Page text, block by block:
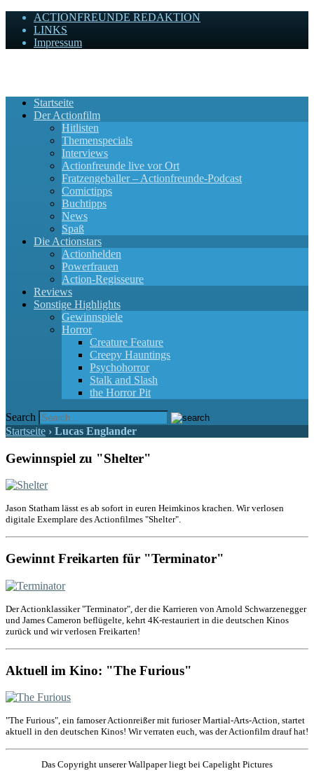
ACTIONFREUNDE REDAKTION
LINKS
Impressum
Startseite
Der Actionfilm
Hitlisten
Themenspecials
Interviews
Actionfreunde live vor Ort
Fratzengeballer – Actionfreunde-Podcast
Comictipps
Buchtipps
News
Spaß
Die Actionstars
Actionhelden
Powerfrauen
Action-Regisseure
Reviews
Sonstige Highlights
Gewinnspiele
Horror
Creature Feature
Creepy Hauntings
Psychohorror
Stalk and Slash
the Horror Pit
Search
Startseite › Lucas Englander
Gewinnspiel zu "Shelter"
Jason Statham lässt es ab sofort in euren Heimkinos krachen. Wir verlosen
digitale Exemplare des Actionfilmes "Shelter".
Gewinnt Freikarten für "Terminator"
Der Actionklassiker "Terminator", der die Karrieren von Arnold Schwarzenegger
und James Cameron beflügelte, kehrt 4K-restauriert in die deutschen Kinos
zurück und wir verlosen Freikarten!
Aktuell im Kino: "The Furious"
"The Furious", ein famoser Actionreißer mit furioser Martial-Arts-Action, startet
aktuell in den deutschen Kinos! Wir verraten euch, was der Actionfilm drauf hat!
Das Copyright unserer Wallpaper liegt bei Capelight Pictures